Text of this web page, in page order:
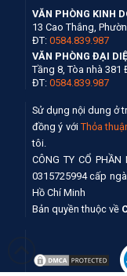
VĂN PHÒNG KINH
13 Cao Thắng,
ĐT: 0584.839.987
VĂN PHÒNG ĐẠI
Tầng 8, Tòa nhà 381
ĐT: 0584.839.987
Sử dụng nội dung ở
đồng ý với Thỏa
tôi.
CÔNG TY CỔ
0315725994 cấp
Hồ Chí Minh
Bản quyền thuộc về